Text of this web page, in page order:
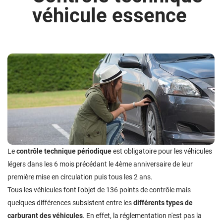
véhicule essence
Lecontrôle technique périodiqueest obligatoire pour les véhicules
légers dans les 6 mois précédant le 4ème anniversaire de leur
première mise en circulation puis tous les 2 ans.
Tous les véhicules font l'objet de 136 points de contrôle mais
quelques différences subsistent entre lesdifférents types de
carburant des véhicules. En effet, la réglementation n'est pas la